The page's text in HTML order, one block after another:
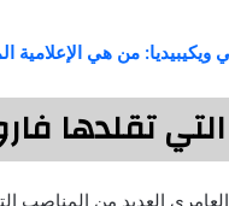
ويكيبيديا: من هي الإعلامية
تقلدها
العديد من المناصب